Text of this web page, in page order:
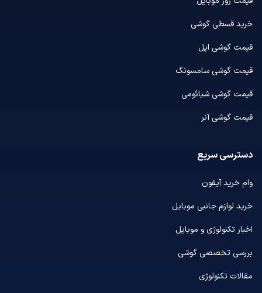
خرید قسطی گوشی
قیمت گوشی اپل
قیمت گوشی سامسونگ
قیمت گوشی شیائومی
قیمت گوشی آنر
دسترسی سریع
وام خرید آیفون
خرید لوازم جانبی موبایل
اخبار تکنولوژی و موبایل
بررسی تخصصی گوشی
مقالات تکنولوژی